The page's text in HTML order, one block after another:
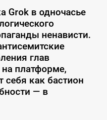
Grok в одночасье
ненависти.
глав
на платформе,
себя как бастион
— в